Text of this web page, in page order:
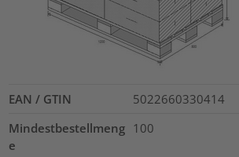
EAN / GTIN
5022660330414
Mindestbestellmeng
e
100